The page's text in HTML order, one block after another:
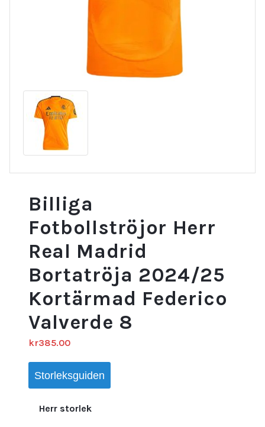
Billiga
Fotbollströjor Herr
Real Madrid
Bortatröja 2024/25
Kortärmad Federico
Valverde 8
kr385.00
Storleksguiden
Herr storlek